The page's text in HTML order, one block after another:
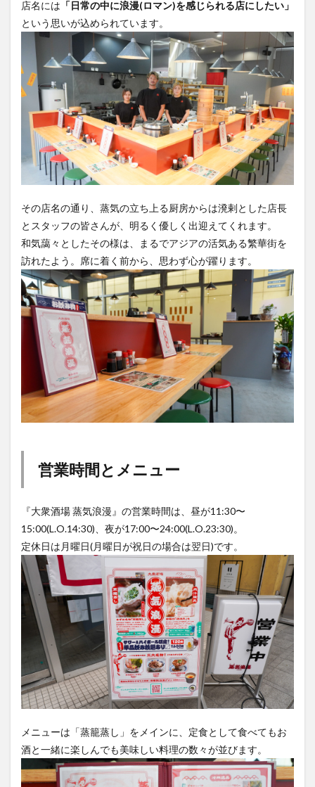
店名には 「日常の中に浪漫(ロマン)を感じられる店にしたい」
という思いが込められています。
その店名の通り、蒸気の立ち上る厨房からは溌剌とした店長
とスタッフの皆さんが、明るく優しく出迎えてくれます。
和気藹々としたその様は、まるでアジアの活気ある繁華街を
訪れたよう。席に着く前から、思わず心が躍ります。
営業時間とメニュー
『大衆酒場 蒸気浪漫』の営業時間は、昼が11:30〜
15:00(L.O.14:30)、夜が17:00〜24:00(L.O.23:30)。
定休日は月曜日(月曜日が祝日の場合は翌日)です。
メニューは「蒸籠蒸し」をメインに、定食として食べてもお
酒と一緒に楽しんでも美味しい料理の数々が並びます。